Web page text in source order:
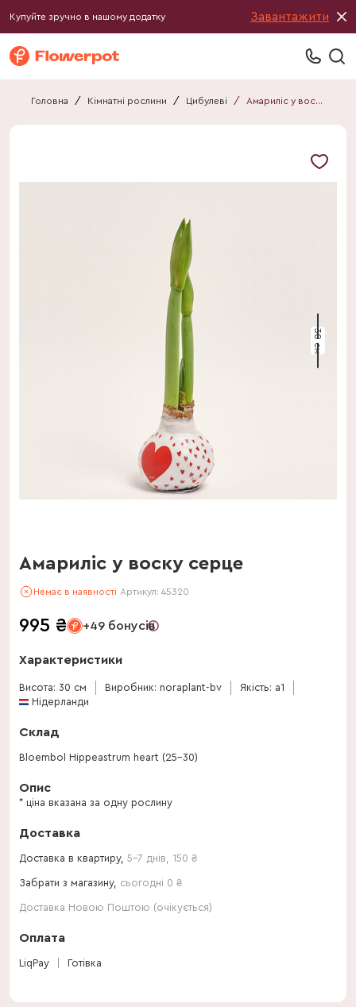
Купуйте зручно в нашому додатку Завантажити
Головна / Кімнатні рослини / Цибулеві / Амариліс у воску серце
30 см
Амариліс у воску серце
Немає в наявності Артикул: 45320
995 ₴ +49 бонусів
Характеристики
Висота: 30 см Виробник: noraplant-bv
Якість: a1
Нідерланди
Склад
Bloembol Hippeastrum heart (25-30)
Опис
* ціна вказана за одну рослину
Доставка
Доставка в квартиру, 5-7 днів 150 ₴
Забрати з магазину, сьогодні 0 ₴
Доставка Новою Поштою (очікується)
Оплата
LiqPay Готівка